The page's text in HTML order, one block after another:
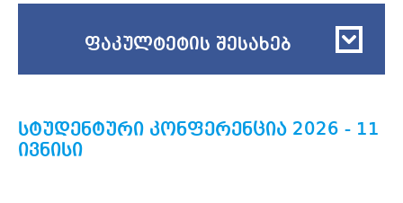
ფაკულტეტის შესახებ
სტუდენტური კონფერენცია 2026 - 11
ივნისი